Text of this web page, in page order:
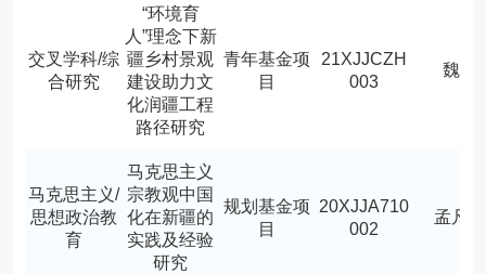
交叉学科/综
合研究
“环境育
人”理念下新
疆乡村景观
建设助力文
化润疆工程
路径研究
青年基金项
目
21XJJCZH
003
魏威
马克思主义/
思想政治教
育
马克思主义
宗教观中国
化在新疆的
实践及经验
研究
规划基金项
目
20XJJA710
002
孟凡丽